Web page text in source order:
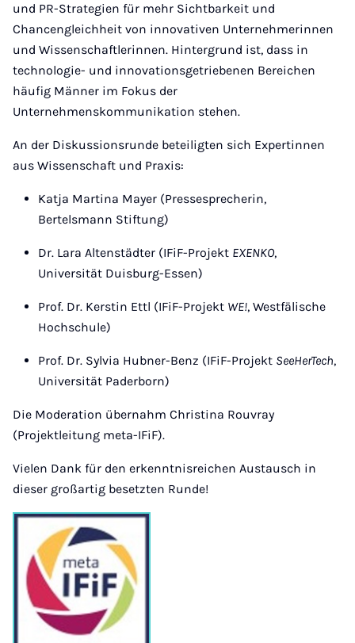
und PR-Strategien für mehr Sichtbarkeit und
Chancengleichheit von innovativen Unternehmerinnen
und Wissenschaftlerinnen. Hintergrund ist, dass in
technologie- und innovationsgetriebenen Bereichen
häufig Männer im Fokus der
Unternehmenskommunikation stehen.
An der Diskussionsrunde beteiligten sich Expertinnen
aus Wissenschaft und Praxis:
Katja Martina Mayer (Pressesprecherin,
Bertelsmann Stiftung)
Dr. Lara Altenstädter (IFiF-Projekt EXENKO,
Universität Duisburg-Essen)
Prof. Dr. Kerstin Ettl (IFiF-Projekt WE!, Westfälische
Hochschule)
Prof. Dr. Sylvia Hubner-Benz (IFiF-Projekt SeeHerTech,
Universität Paderborn)
Die Moderation übernahm Christina Rouvray
(Projektleitung meta-IFiF).
Vielen Dank für den erkenntnisreichen Austausch in
dieser großartig besetzten Runde!